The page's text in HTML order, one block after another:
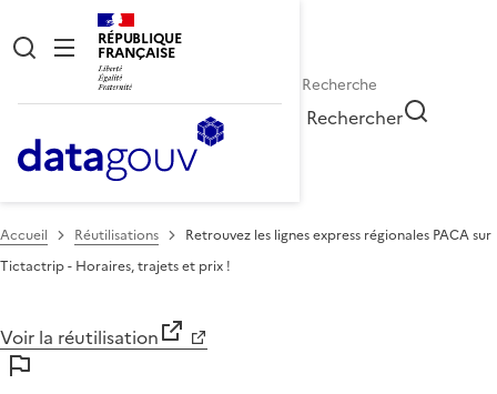
RÉPUBLIQUE
FRANÇAISE
Rechercher
Accueil Réutilisations
Retrouvez les lignes express régionales PACA sur
Tictactrip - Horaires, trajets et prix !
Voir la réutilisation